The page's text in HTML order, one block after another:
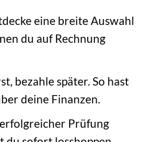
eine breite Auswahl
du auf Rechnung
bezahle später. So hast
deine Finanzen.
Prüfung